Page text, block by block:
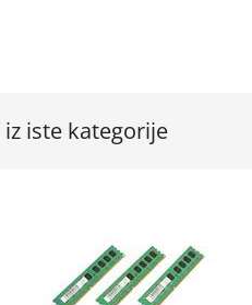
iste kategorije